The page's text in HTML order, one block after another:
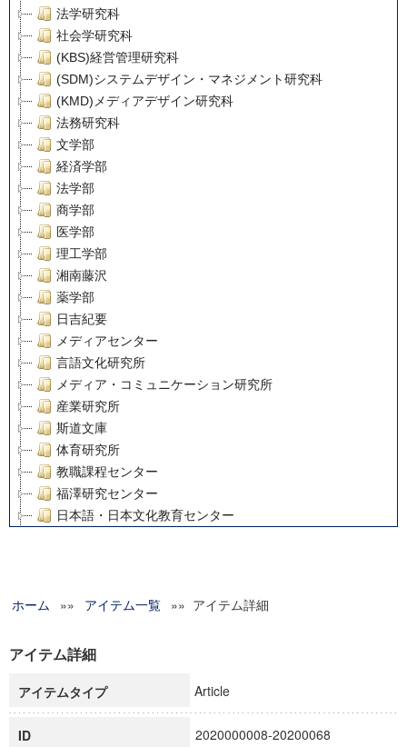
法学研究科
社会学研究科
(KBS)経営管理研究科
(SDM)システムデザイン・マネジメント研究科
(KMD)メディアデザイン研究科
法務研究科
文学部
経済学部
法学部
商学部
医学部
理工学部
湘南藤沢
薬学部
日吉紀要
メディアセンター
言語文化研究所
メディア・コミュニケーション研究所
産業研究所
斯道文庫
体育研究所
教職課程センター
福澤研究センター
日本語・日本文化教育センター
グローバルリサーチインスティテュート
科学研究費補助金研究成果報告書
慶應義塾大学グローバルCOEプログラム市民社会ガバナンス
慶應義塾大学グローバルCOEプログラム論理と感性の先端的
博士課程教育リーディングプログラム「超成熟社会発展のサ
ホーム »» アイテム一覧 »» アイテム詳細
アイテム詳細
アイテムタイプ Article
ID 2020000008-20200068